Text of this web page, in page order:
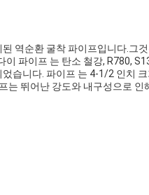
역순환 굴착 파이프입니다.그
파이프 는 탄소 철강, R780,
습니다. 파이프 는 4-1/2 인치
는 뛰어난 강도와 내구성으로 인